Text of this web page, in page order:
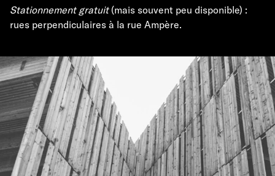
Stationnement gratuit(mais souvent peu disponible) :
rues perpendiculaires à la rue Ampère.